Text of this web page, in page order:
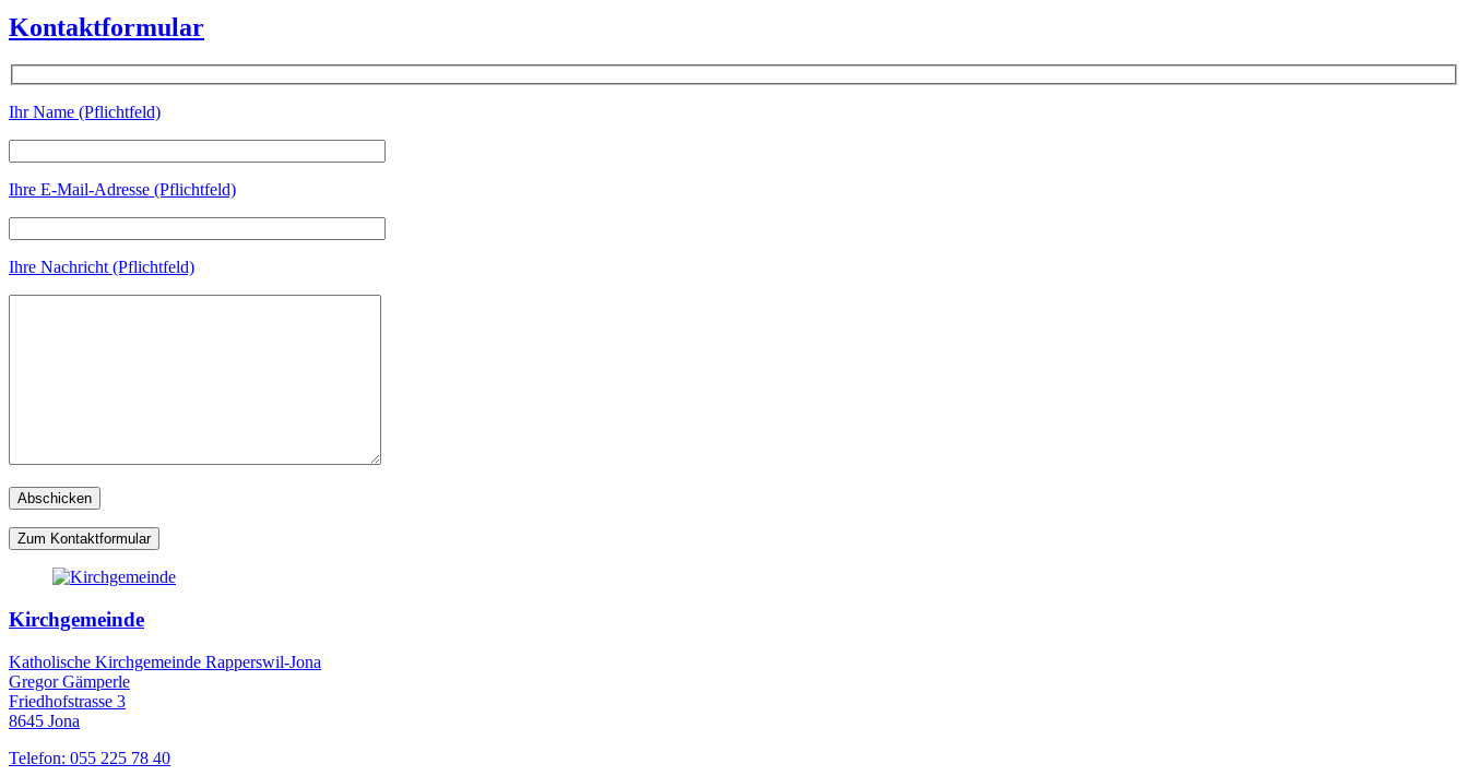
Kontaktformular
Ihr Name (Pflichtfeld)
Ihre E-Mail-Adresse (Pflichtfeld)
Ihre Nachricht (Pflichtfeld)
Zum Kontaktformular
Kirchgemeinde
Katholische Kirchgemeinde Rapperswil-Jona
Gregor Gämperle
Friedhofstrasse 3
8645 Jona
Telefon: 055 225 78 40